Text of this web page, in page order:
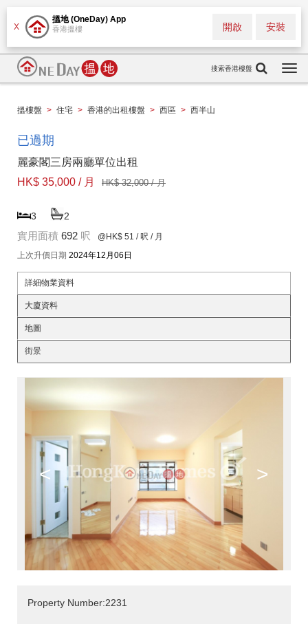
X
搵地 (OneDay) App
香港搵樓 安裝
開啟
搜索香港樓盤
搵樓盤 > 住宅 > 香港的出租樓盤 > 西區 > 西半山
已過期
麗豪閣三房兩廳單位出租
HK$ 35,000 / 月
HK$ 32,000 / 月
3 2
實用面積 692 呎 @HK$ 51 / 呎 / 月
上次升價日期 2024年12月06日
詳細物業資料
大廈資料
地圖
街景
< >
Property Number:2231